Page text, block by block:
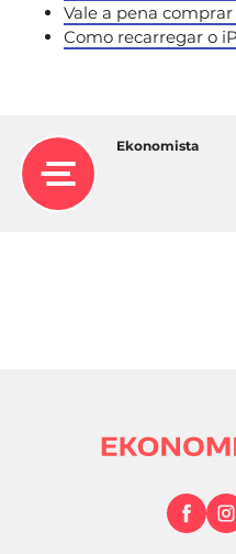
Vale a pena
Como recarregar o
Ekonomista